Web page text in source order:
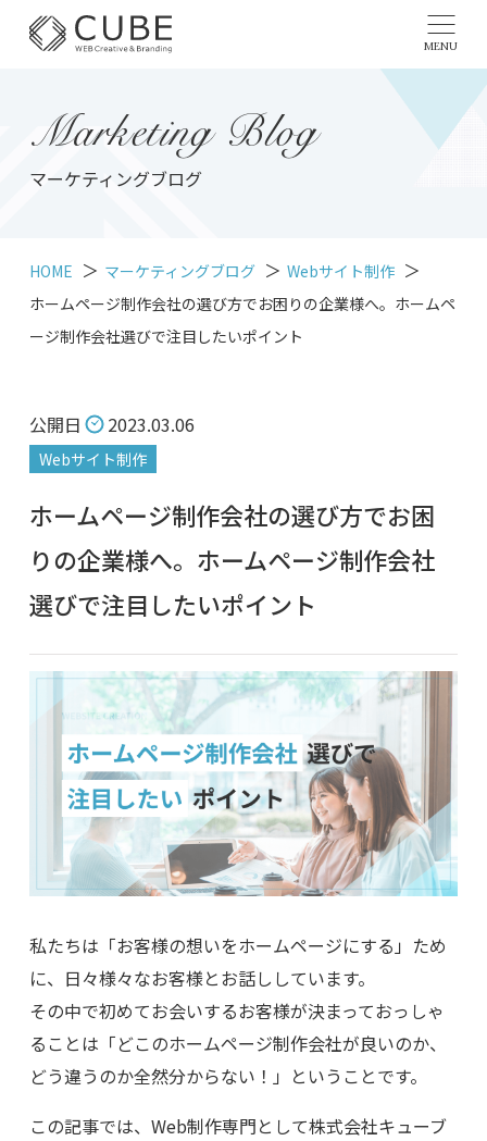
MENU
Marketing Blog
マーケティングブログ
HOME マーケティングブログ
Webサイト制作
ホームページ制作会社の選び方でお困りの企業様へ。ホームペ
ージ制作会社選びで注目したいポイント
公開日 2023.03.06
Webサイト制作
ホームページ制作会社の選び方でお困
りの企業様へ。ホームページ制作会社
選びで注目したいポイント
私たちは「お客様の想いをホームページにする」ため
に、日々様々なお客様とお話ししています。
その中で初めてお会いするお客様が決まっておっしゃ
ることは「どこのホームページ制作会社が良いのか、
どう違うのか全然分からない！」ということです。
この記事では、Web制作専門として株式会社キューブ